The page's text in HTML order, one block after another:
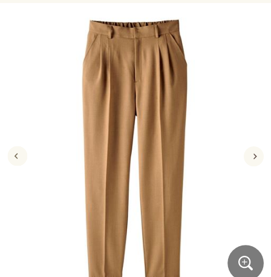
ジュニア・ティーンズ下着
メンズファッション
キッチン・雑貨・日用品
寝具・インテリア・家具
寝具・インテリア・家具通販すべて
カーテン・ラグ・ファブリック
美容・健康・サプリメント
大きいサイズ通販すべて
大きいサイズ レディース下着
商品カテゴリ一覧
ジュニア・ティーンズ下着
キッチン・雑貨・日用品
寝具・インテリア・家具通販すべて
カーテン・ラグ・ファブリック
美容・健康通販すべて
美容・健康・サプリメント
制服・スクール
ジュニア・ティーンズ下着
大きいサイズ通販すべて
大きいサイズ レディース服
大きいサイズ レディース下着
大きいサイズ メンズ
大きいサイズ 事務・制服
シークレットセール
商品カテゴリ一覧
カタログ・チラシからのご注文